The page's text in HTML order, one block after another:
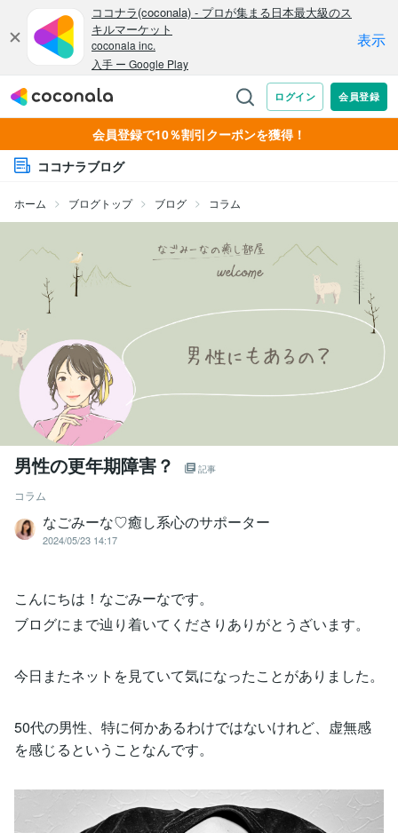
会員登録で10％割引クーポンを獲得！
ココナラブログ
ホーム ブログトップ ブログ コラム
男性の更年期障害？ 記事
コラム
なごみーな♡癒し系心のサポーター
2024/05/23 14:17
こんにちは！なごみーなです。
ブログにまで辿り着いてくださりありがとうざいます。
今日またネットを見ていて気になったことがありました。
50代の男性、特に何かあるわけではないけれど、虚無感
を感じるということなんです。